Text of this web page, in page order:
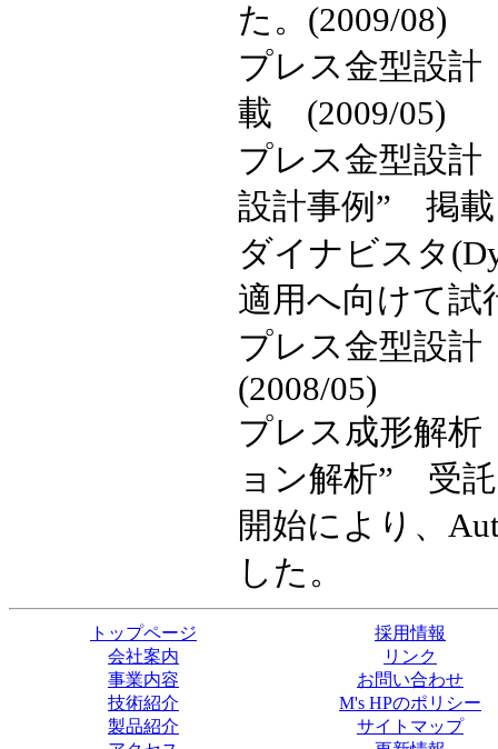
た。(2009/08)
プレス金型設
載 (2009/05)
プレス金型設
設計事例” 掲
ダイナビスタ
適用へ向けて試
プレス金型設
(2008/05)
プレス成形解
ョン解析” 受託
開始により、
した。
トップページ
会社案内
事業内容
技術紹介
製品紹介
採用情報
リンク
お問い合わせ
M's HPのポリシー
サイトマップ